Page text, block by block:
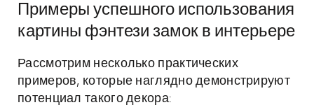
Примеры успешного использования
картины фэнтези замок в интерьере
Рассмотрим несколько практических
примеров, которые наглядно демонстрируют
потенциал такого декора: